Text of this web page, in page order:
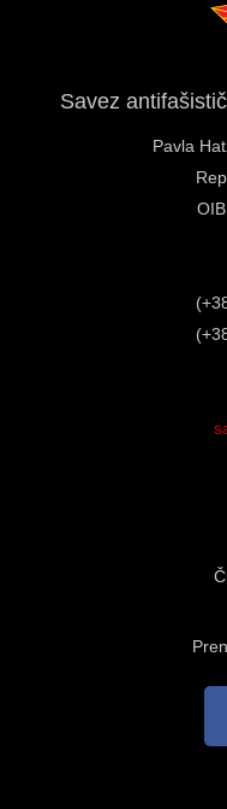
Savez
Pavla